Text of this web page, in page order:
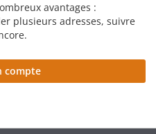
avantages :
plusieurs adresses, suivre
compte